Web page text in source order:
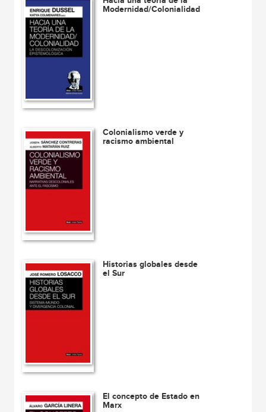
Modernidad/Colonialidad
Colonialismo verde y
racismo ambiental
Historias globales desde
el Sur
El concepto de Estado en
Marx